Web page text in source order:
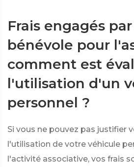
Frais engagés
bénévole pour
comment est
l'utilisation d'un
personnel ?
Si vous ne pouvez pas justifier
l'utilisation de votre véhicule
l'activité associative, vos frais